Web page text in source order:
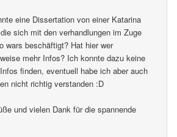
eine Dissertation von einer Katarina
sich mit den verhandlungen im Zuge
wars beschäftigt? Hat hier wer
mehr Infos? Ich konnte dazu keine
finden, eventuell habe ich aber auch
nicht richtig verstanden :D
und vielen Dank für die spannende